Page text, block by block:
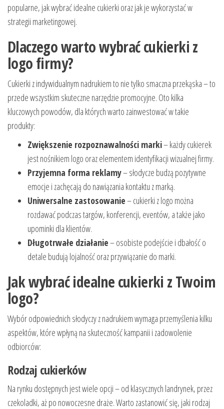
popularne, jak wybrać idealne cukierki oraz jak je wykorzystać w
strategii marketingowej.
Dlaczego warto wybrać cukierki z
logo firmy?
Cukierki z indywidualnym nadrukiem to nie tylko smaczna przekąska – to
przede wszystkim skuteczne narzędzie promocyjne. Oto kilka
kluczowych powodów, dla których warto zainwestować w takie
produkty:
Zwiększenie rozpoznawalności marki– każdy cukierek
jest nośnikiem logo oraz elementem identyfikacji wizualnej firmy.
Przyjemna forma reklamy– słodycze budzą pozytywne
emocje i zachęcają do nawiązania kontaktu z marką.
Uniwersalne zastosowanie– cukierki z logo można
rozdawać podczas targów, konferencji, eventów, a także jako
upominki dla klientów.
Długotrwałe działanie– osobiste podejście i dbałość o
detale budują lojalność oraz przywiązanie do marki.
Jak wybrać idealne cukierki z Twoim
logo?
Wybór odpowiednich słodyczy z nadrukiem wymaga przemyślenia kilku
aspektów, które wpłyną na skuteczność kampanii i zadowolenie
odbiorców:
Rodzaj cukierków
Na rynku dostępnych jest wiele opcji – od klasycznych landrynek, przez
czekoladki, aż po nowoczesne draże. Warto zastanowić się, jaki rodzaj